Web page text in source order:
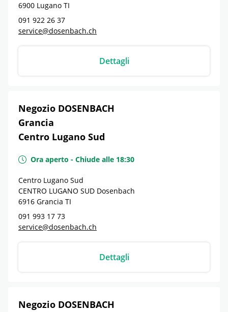
6900 Lugano TI
091 922 26 37
service@dosenbach.ch
Dettagli
Negozio DOSENBACH
Grancia
Centro Lugano Sud
Ora aperto - Chiude alle 18:30
Centro Lugano Sud
CENTRO LUGANO SUD Dosenbach
6916 Grancia TI
091 993 17 73
service@dosenbach.ch
Dettagli
Negozio DOSENBACH